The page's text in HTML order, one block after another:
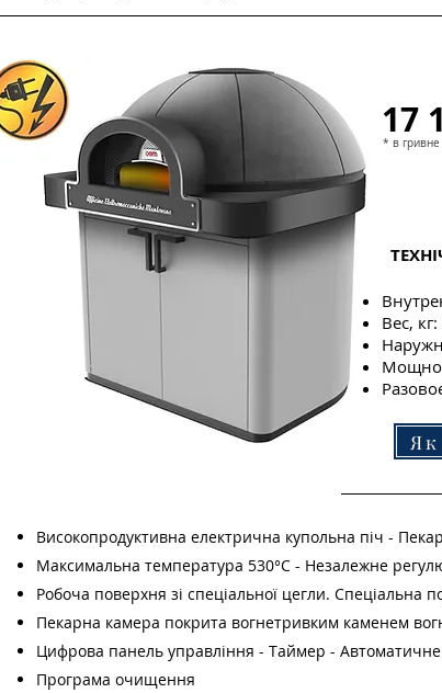
17
* в гривне
Вес,
Як
Високопродуктивна електрична купольна піч -
Максимальна температура 530°C - Незалежне
Робоча поверхня зі спеціальної цегли. Спеціальна
Пекарна камера покрита вогнетривким каменем
Цифрова панель управління - Таймер -
Програма очищення